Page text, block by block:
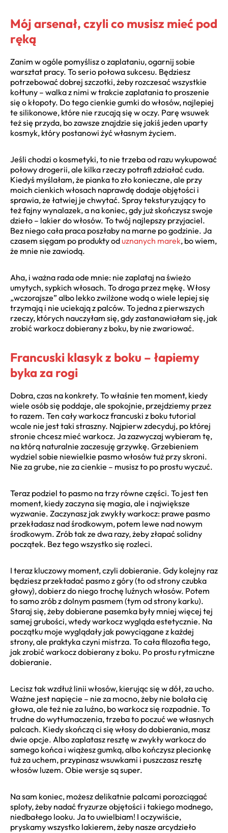
Mój arsenał, czyli co musisz mieć pod
ręką
Zanim w ogóle pomyślisz o zaplataniu, ogarnij sobie
warsztat pracy. To serio połowa sukcesu. Będziesz
potrzebować dobrej szczotki, żeby rozczesać wszystkie
kołtuny – walka z nimi w trakcie zaplatania to proszenie
się o kłopoty. Do tego cienkie gumki do włosów, najlepiej
te silikonowe, które nie rzucają się w oczy. Parę wsuwek
też się przyda, bo zawsze znajdzie się jakiś jeden uparty
kosmyk, który postanowi żyć własnym życiem.
Jeśli chodzi o kosmetyki, to nie trzeba od razu wykupować
połowy drogerii, ale kilka rzeczy potrafi zdziałać cuda.
Kiedyś myślałam, że pianka to zło konieczne, ale przy
moich cienkich włosach naprawdę dodaje objętości i
sprawia, że łatwiej je chwytać. Spray teksturyzujący to
też fajny wynalazek, a na koniec, gdy już skończysz swoje
dzieło – lakier do włosów. To twój najlepszy przyjaciel.
Bez niego cała praca poszłaby na marne po godzinie. Ja
czasem sięgam po produkty oduznanych marek, bo wiem,
że mnie nie zawiodą.
Aha, i ważna rada ode mnie: nie zaplataj na świeżo
umytych, sypkich włosach. To droga przez mękę. Włosy
„wczorajsze” albo lekko zwilżone wodą o wiele lepiej się
trzymają i nie uciekają z palców. To jedna z pierwszych
rzeczy, których nauczyłam się, gdy zastanawiałam się, jak
zrobić warkocz dobierany z boku, by nie zwariować.
Francuski klasyk z boku – łapiemy
byka za rogi
Dobra, czas na konkrety. To właśnie ten moment, kiedy
wiele osób się poddaje, ale spokojnie, przejdziemy przez
to razem. Ten cały warkocz francuski z boku tutorial
wcale nie jest taki straszny. Najpierw zdecyduj, po której
stronie chcesz mieć warkocz. Ja zazwyczaj wybieram tę,
na którą naturalnie zaczesuję grzywkę. Grzebieniem
wydziel sobie niewielkie pasmo włosów tuż przy skroni.
Nie za grube, nie za cienkie – musisz to po prostu wyczuć.
Teraz podziel to pasmo na trzy równe części. To jest ten
moment, kiedy zaczyna się magia, ale i największe
wyzwanie. Zaczynasz jak zwykły warkocz: prawe pasmo
przekładasz nad środkowym, potem lewe nad nowym
środkowym. Zrób tak ze dwa razy, żeby złapać solidny
początek. Bez tego wszystko się rozleci.
I teraz kluczowy moment, czyli dobieranie. Gdy kolejny raz
będziesz przekładać pasmo z góry (to od strony czubka
głowy), dobierz do niego trochę luźnych włosów. Potem
to samo zrób z dolnym pasmem (tym od strony karku).
Staraj się, żeby dobierane pasemka były mniej więcej tej
samej grubości, wtedy warkocz wygląda estetycznie. Na
początku moje wyglądały jak powyciągane z każdej
strony, ale praktyka czyni mistrza. To cała filozofia tego,
jak zrobić warkocz dobierany z boku. Po prostu rytmiczne
dobieranie.
Lecisz tak wzdłuż linii włosów, kierując się w dół, za ucho.
Ważne jest napięcie – nie za mocno, żeby nie bolała cię
głowa, ale też nie za luźno, bo warkocz się rozpadnie. To
trudne do wytłumaczenia, trzeba to poczuć we własnych
palcach. Kiedy skończą ci się włosy do dobierania, masz
dwie opcje. Albo zaplatasz resztę w zwykły warkocz do
samego końca i wiążesz gumką, albo kończysz plecionkę
tuż za uchem, przypinasz wsuwkami i puszczasz resztę
włosów luzem. Obie wersje są super.
Na sam koniec, możesz delikatnie palcami porozciągać
sploty, żeby nadać fryzurze objętości i takiego modnego,
niedbałego looku. Ja to uwielbiam! I oczywiście,
pryskamy wszystko lakierem, żeby nasze arcydzieło